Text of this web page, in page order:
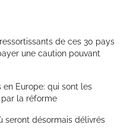
de ces 30 pays
une caution pouvant
en Europe: qui sont les
la réforme
seront désormais délivrés